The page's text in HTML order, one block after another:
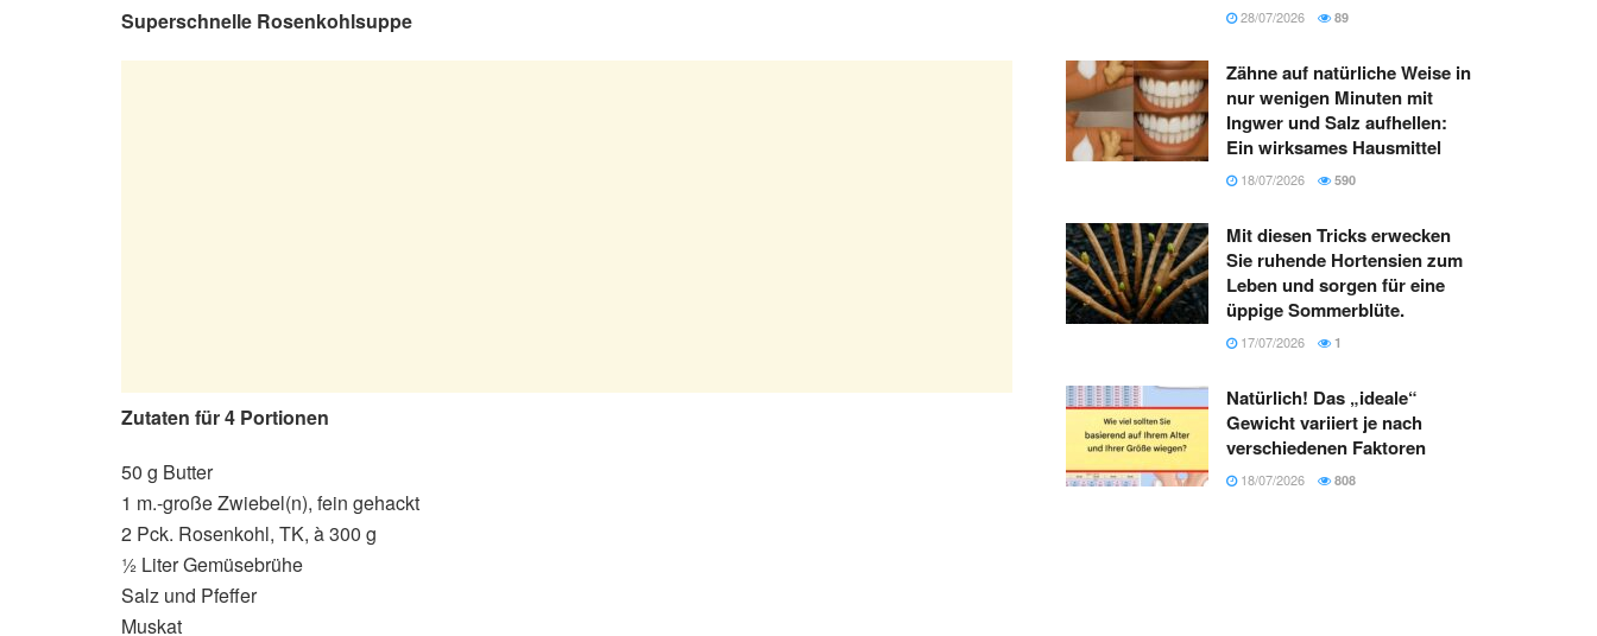
Superschnelle Rosenkohlsuppe
Zutaten für 4 Portionen
50 g Butter
1 m.-große Zwiebel(n), fein gehackt
2 Pck. Rosenkohl, TK, à 300 g
½ Liter Gemüsebrühe
Salz und Pfeffer
Muskat
28/07/2026 89
Zähne auf natürliche Weise in
nur wenigen Minuten mit
Ingwer und Salz aufhellen:
Ein wirksames Hausmittel
18/07/2026 590
Mit diesen Tricks erwecken
Sie ruhende Hortensien zum
Leben und sorgen für eine
üppige Sommerblüte.
17/07/2026 1
Natürlich! Das „ideale“
Gewicht variiert je nach
verschiedenen Faktoren
18/07/2026 808